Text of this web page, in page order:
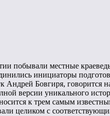
побывали местные
инициаторы
Андрей Бовгиря, говорится
версии уникального
к трем самым
целиком с